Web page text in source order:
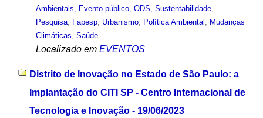
Ambientais
Evento público, ODS Sustentabilidade,
Pesquisa, Fapesp, Urbanismo, Política Ambiental
Mudanças
Climáticas Saúde
Localizado em EVENTOS
Distrito de Inovação no Estado de São Paulo: a
Implantação do CITI SP - Centro Internacional de
Tecnologia e Inovação - 19/06/2023